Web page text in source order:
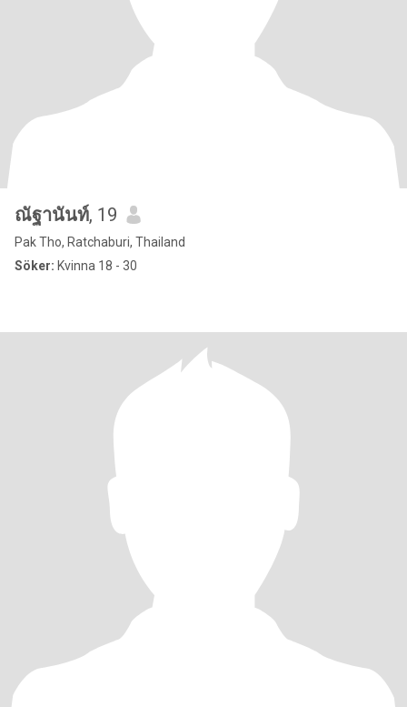
ณัฐานันท์, 19
Pak Tho, Ratchaburi, Thailand
Söker: Kvinna 18 - 30